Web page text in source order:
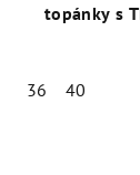
topánky s
36
40